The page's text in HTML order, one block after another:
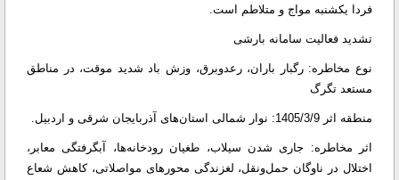
فردا یکشنبه مواج و متلاطم است.
تشدید فعالیت سامانه بارشی
نوع مخاطره: رگبار باران، رعدوبرق، وزش باد شدید موقت، در مناطق
مستعد تگرگ
منطقه اثر 1405/3/9: نوار شمالی استان‌های آذربایجان شرقی و اردبیل.
اثر مخاطره: جاری شدن سیلاب، طغیان رودخانه‌ها، آبگرفتگی معابر،
اختلال در ناوگان حمل‌ونقل، لغزندگی محورهای مواصلاتی، کاهش شعاع